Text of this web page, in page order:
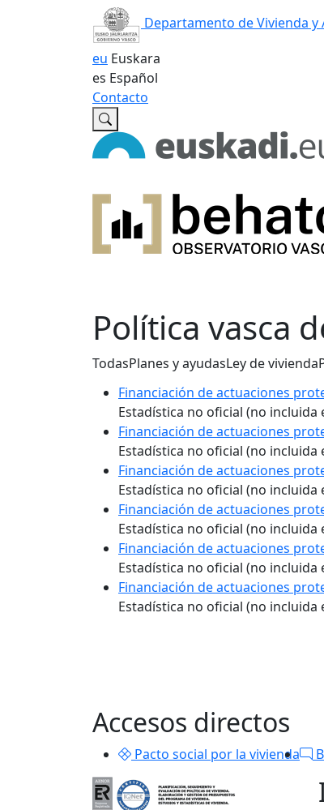
Departamento de Vivienda y
eu Euskara
es Español
Contacto
Política vasca
TodasPlanes y ayudasLey de vivienda
Financiación de actuaciones
Estadística no oficial (no incluida
Financiación de actuaciones
Estadística no oficial (no incluida
Financiación de actuaciones
Estadística no oficial (no incluida
Financiación de actuaciones
Estadística no oficial (no incluida
Financiación de actuaciones
Estadística no oficial (no incluida
Financiación de actuaciones
Estadística no oficial (no incluida
Accesos directos
Pacto social por la vivienda